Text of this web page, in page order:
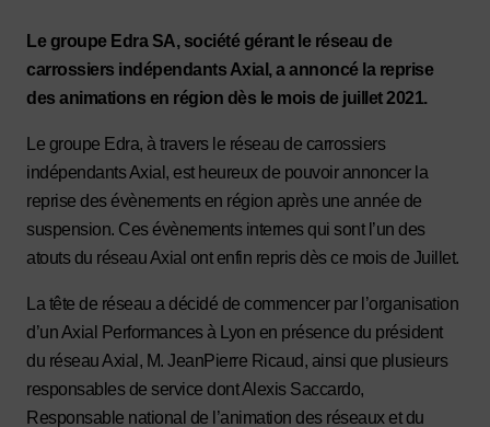
Le groupe Edra SA, société gérant le réseau de
carrossiers indépendants Axial, a annoncé la reprise
des animations en région dès le mois de juillet 2021.
Le groupe Edra, à travers le réseau de carrossiers
indépendants Axial, est heureux de pouvoir annoncer la
reprise des évènements en région après une année de
suspension. Ces évènements internes qui sont l’un des
atouts du réseau Axial ont enfin repris dès ce mois de Juillet.
La tête de réseau a décidé de commencer par l’organisation
d’un Axial Performances à Lyon en présence du président
du réseau Axial, M. JeanPierre Ricaud, ainsi que plusieurs
responsables de service dont Alexis Saccardo,
Responsable national de l’animation des réseaux et du